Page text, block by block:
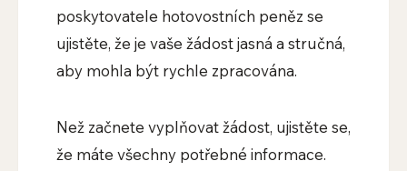
poskytovatele hotovostních peněz se
ujistěte, že je vaše žádost jasná a stručná,
aby mohla být rychle zpracována.
Než začnete vyplňovat žádost, ujistěte se,
že máte všechny potřebné informace.